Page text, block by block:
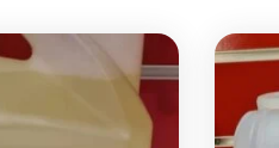
Add to wishlist